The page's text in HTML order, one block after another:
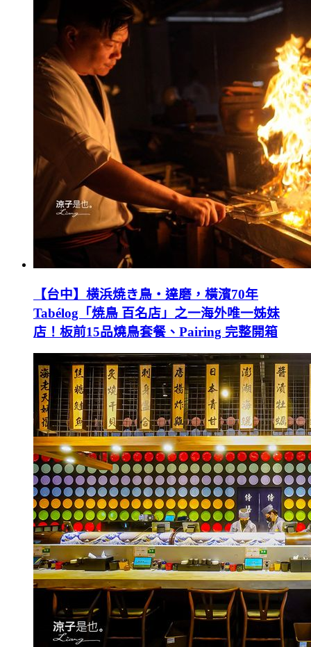
【台中】横浜焼き鳥‧達磨，橫濱70年
Tabélog「焼鳥 百名店」之一海外唯一姊妹
店！板前15品燒鳥套餐、Pairing 完整開箱